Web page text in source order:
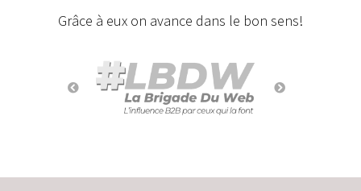
Grâce à eux on avance dans le bon sens!